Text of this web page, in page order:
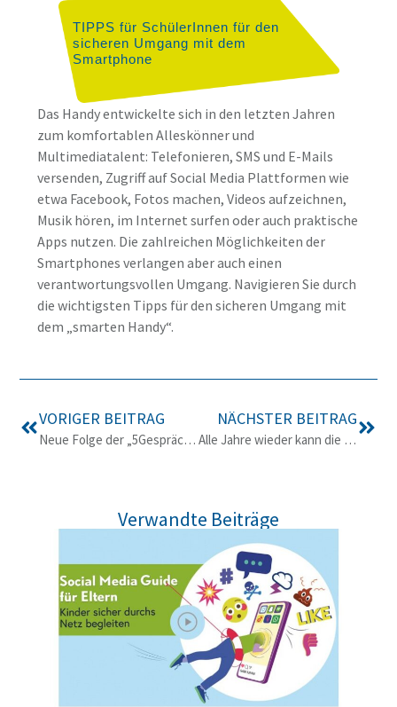
TIPPS für SchülerInnen für den
sicheren Umgang mit dem
Smartphone
Das Handy entwickelte sich in den letzten Jahren
zum komfortablen Alleskönner und
Multimediatalent: Telefonieren, SMS und E-Mails
versenden, Zugriff auf Social Media Plattformen wie
etwa Facebook, Fotos machen, Videos aufzeichnen,
Musik hören, im Internet surfen oder auch praktische
Apps nutzen. Die zahlreichen Möglichkeiten der
Smartphones verlangen aber auch einen
verantwortungsvollen Umgang. Navigieren Sie durch
die wichtigsten Tipps für den sicheren Umgang mit
dem „smarten Handy“.
VORIGER BEITRAG
Neue Folge der „5Gespräche“ zu Mobbing, Handysucht und Handyverbot in Schulen
NÄCHSTER BEITRAG
Alle Jahre wieder kann die Umstellung auf Sommerzeit mit Smartphones verschlafen werden
Verwandte Beiträge